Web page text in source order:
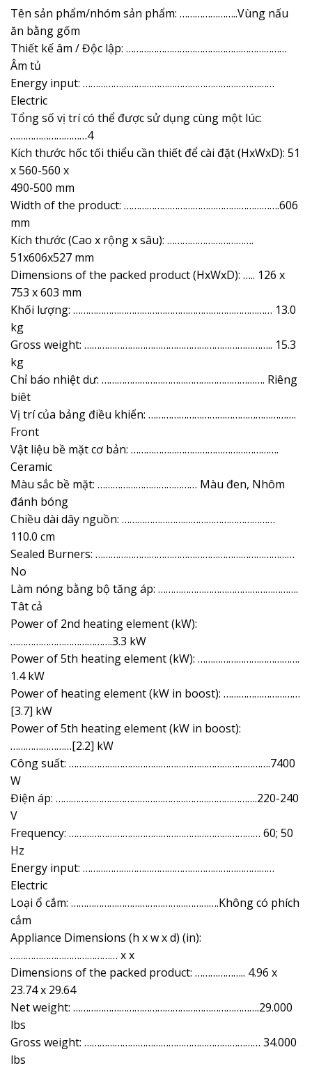
Tên sản phẩm/nhóm sản phẩm: …………………..Vùng nấu
ăn bằng gốm
Thiết kế âm / Độc lập: ………………………………………………………
Âm tủ
Energy input: …………………………………………………………………
Electric
Tổng số vị trí có thể được sử dụng cùng một lúc:
…………………………4
Kích thước hốc tối thiểu cần thiết để cài đặt (HxWxD): 51
x 560-560 x
490-500 mm
Width of the product: …………………………………………………….606
mm
Kích thước (Cao x rộng x sâu): …………………………….
51x606x527 mm
Dimensions of the packed product (HxWxD): ….. 126 x
753 x 603 mm
Khối lượng: …………………………………………………………………… 13.0
kg
Gross weight: ……………………………………………………………….. 15.3
kg
Chỉ báo nhiệt dư: ………………………………………………………. Riêng
biêt
Vị trí của bảng điều khiển: ………………………………………………….
Front
Vật liệu bề mặt cơ bản: ………………………………………………….
Ceramic
Màu sắc bề mặt: ………………………………… Màu đen, Nhôm
đánh bóng
Chiều dài dây nguồn: ……………………………………………………
110.0 cm
Sealed Burners: ……………………………………………………………………
No
Làm nóng bằng bộ tăng áp: ……………………………………………….
Tât cả
Power of 2nd heating element (kW):
………………………………….3.3 kW
Power of 5th heating element (kW): ………………………………….
1.4 kW
Power of heating element (kW in boost): …………………………
[3.7] kW
Power of 5th heating element (kW in boost):
……………………[2.2] kW
Công suất: …………………………………………………………………….7400
W
Điện áp: …………………………………………………………………….220-240
V
Frequency: ………………………………………………………………… 60; 50
Hz
Energy input: …………………………………………………………………
Electric
Loại ổ cắm: ………………………………………………….Không có phích
cắm
Appliance Dimensions (h x w x d) (in):
…………………………………… x x
Dimensions of the packed product: ……………….. 4.96 x
23.74 x 29.64
Net weight: ……………………………………………………………….29.000
lbs
Gross weight: …………………………………………………………… 34.000
lbs